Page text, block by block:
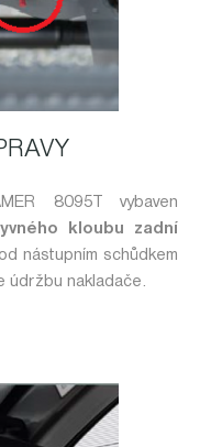
8095T vybaven
kloubu zadní
nástupním schůdkem
údržbu nakladače.